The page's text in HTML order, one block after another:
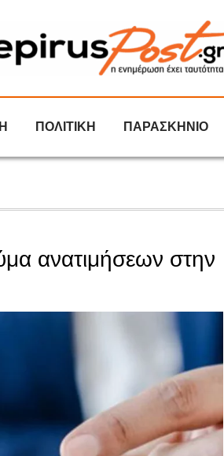
ΠΟΛΙΤΙΚΗ ΠΑΡΑΣΚΗΝΙΟ
ανατιμήσεων στην